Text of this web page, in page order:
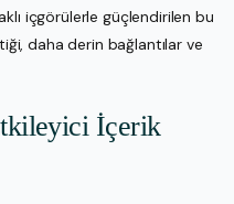
içgörülerle güçlendirilen bu
daha derin bağlantılar ve
İçerik